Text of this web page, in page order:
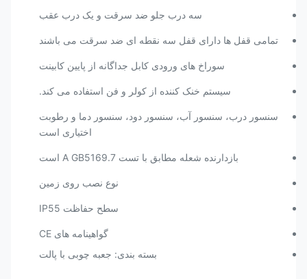
سه درب جلو ضد سرقت و یک درب عقب
تمامی قفل ها دارای قفل سه نقطه ای ضد سرقت می باشند
سوراخ های ورودی کابل جداگانه از پایین کابینت
سیستم خنک کننده از کولر و فن استفاده می کند.
سنسور درب، سنسور آب، سنسور دود، سنسور دما و رطوبت
اختیاری است
بازدارنده شعله مطابق با تست A GB5169.7 است
نوع نصب روی زمین
سطح حفاظت IP55
گواهینامه های CE
بسته بندی: جعبه چوبی با پالت